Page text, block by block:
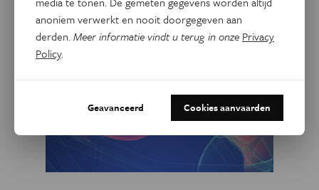
anoniem verwerkt en nooit doorgegeven aan
derden.Meer informatie vindt u terug in onze Privacy
Policy.
Geavanceerd Cookies aanvaarden